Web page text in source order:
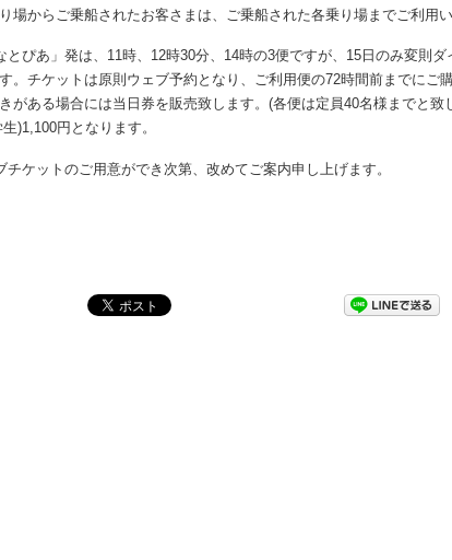
場からご乗船されたお客さまは、ご乗船された各乗り場までご利用い
とぴあ」発は、11時、12時30分、14時の3便ですが、15日のみ変則ダ
。チケットは原則ウェブ予約となり、ご利用便の72時間前までにご
がある場合には当日券を販売致します。(各便は定員40名様までと
)1,100円となります。
チケットのご用意ができ次第、改めてご案内申し上げます。